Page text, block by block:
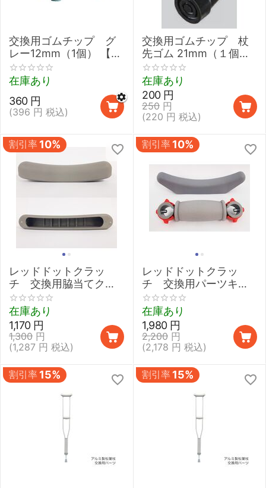
交換用ゴムチップ グ
レー12mm（1個） 【ク
ォードライトケイン,ク
ァドリポイズケイン
（小ベース）用先ゴ
ム】
在庫あり
360 円
(396 円 税込)
交換用ゴムチップ 杖
先ゴム 21mm（１個）F
字・T字ステッキ用
在庫あり
250 円
200 円
(220 円 税込)
割引率 10%
レッドドットクラッ
チ 交換用脇当てクッ
ション（１個）
在庫あり
1,300 円
1,170 円
(1,287 円 税込)
割引率 10%
レッドドットクラッ
チ 交換用パーツキッ
ト（１本分）【新仕
様】
在庫あり
2,200 円
1,980 円
(2,178 円 税込)
割引率 15% 割引率 15%